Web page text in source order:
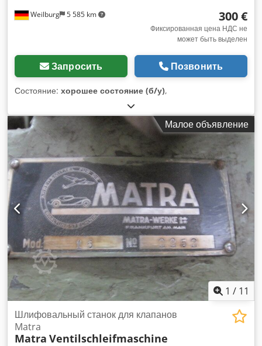
Weilburg 5 585 km 300 €
Фиксированная цена НДС не
может быть выделен
Запросить Позвонить
Состояние: хорошее состояние (б/у),
Малое объявление
1 / 11
Шлифовальный станок для клапанов
Matra
Matra Ventilschleifmaschine